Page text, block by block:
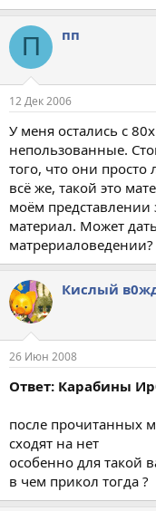
П пп
12 Дек 2006
У меня остались с
непользованные.
того, что они
всё же, такой это
моём представлении
материал. Может
матрериаловедении?
Кислый
26 Июн 2008
Ответ: Карабины
после прочитанных
сходят на нет
особенно для такой
в чем прикол тогда ?